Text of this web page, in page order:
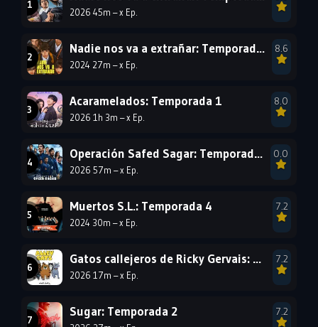
1996 1995 1994
1993
1990 1989
1987
1981
2026 45m – x Ep.
Nadie nos va a extrañar: Temporada 1
2024 27m – x Ep.
8.6
Acaramelados: Temporada 1
2026 1h 3m – x Ep.
8.0
Operación Safed Sagar: Temporada 1
2026 57m – x Ep.
0.0
Muertos S.L.: Temporada 4
2024 30m – x Ep.
7.2
Gatos callejeros de Ricky Gervais: Temporada 1
2026 17m – x Ep.
7.2
Sugar: Temporada 2 7.2